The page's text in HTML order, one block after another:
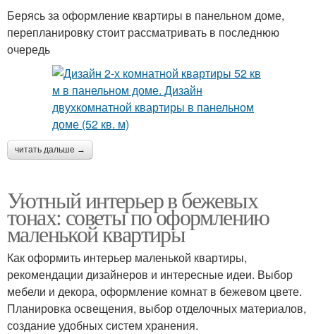
Берясь за оформление квартиры в панельном доме,
перепланировку стоит рассматривать в последнюю
очередь
читать дальше →
Уютный интерьер в бежевых
тонах: советы по оформлению
маленькой квартиры
Как оформить интерьер маленькой квартиры,
рекомендации дизайнеров и интересные идеи. Выбор
мебели и декора, оформление комнат в бежевом цвете.
Планировка освещения, выбор отделочных материалов,
создание удобных систем хранения.